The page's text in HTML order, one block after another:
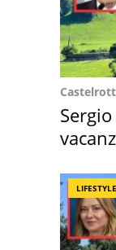
LIFESTYLE